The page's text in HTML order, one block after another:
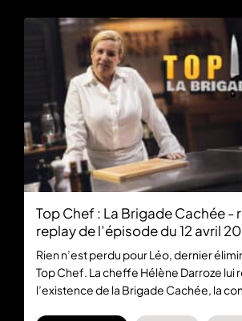
Top Chef : La Brigade Cachée -
replay de l’épisode du 12 avril
Rien n’est perdu pour Léo, dernier
Top Chef. La cheffe Hélène Darroze lui
l’existence de la Brigade Cachée, la